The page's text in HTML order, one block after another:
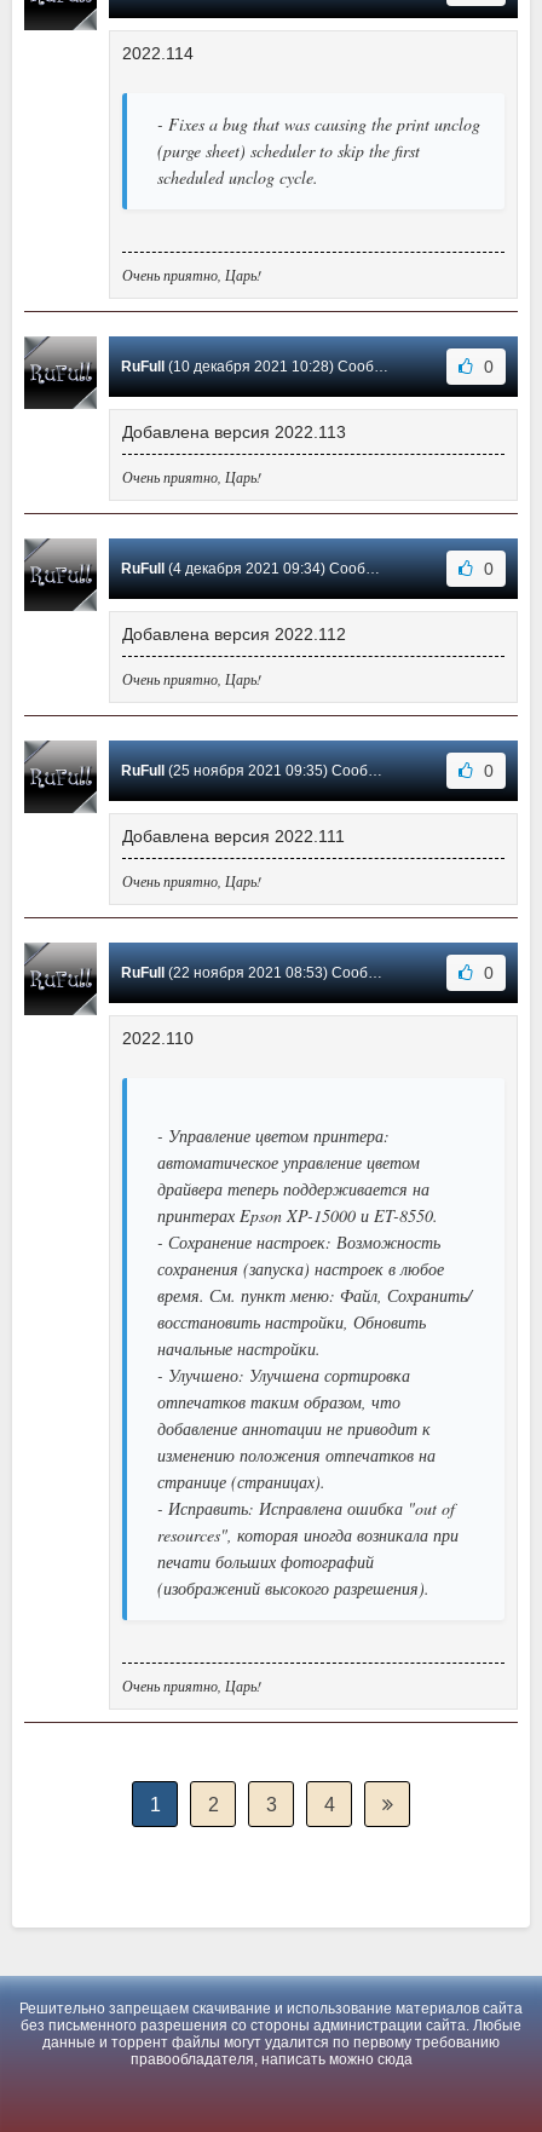
2022.114
- Fixes a bug that was causing the print unclog
(purge sheet) scheduler to skip the first
scheduled unclog cycle.
Очень приятно, Царь!
RuFull (10 декабря 2021 10:28) Сообщение #50 0
Добавлена версия 2022.113
Очень приятно, Царь!
RuFull (4 декабря 2021 09:34) Сообщение #49 0
Добавлена версия 2022.112
Очень приятно, Царь!
RuFull (25 ноября 2021 09:35) Сообщение #48 0
Добавлена версия 2022.111
Очень приятно, Царь!
RuFull (22 ноября 2021 08:53) Сообщение #47 0
2022.110
- Управление цветом принтера:
автоматическое управление цветом
драйвера теперь поддерживается на
принтерах Epson XP-15000 и ET-8550.
- Сохранение настроек: Возможность
сохранения (запуска) настроек в любое
время. См. пункт меню: Файл, Сохранить/
восстановить настройки, Обновить
начальные настройки.
- Улучшено: Улучшена сортировка
отпечатков таким образом, что
добавление аннотации не приводит к
изменению положения отпечатков на
странице (страницах).
- Исправить: Исправлена ошибка "out of
resources", которая иногда возникала при
печати больших фотографий
(изображений высокого разрешения).
Очень приятно, Царь!
1 2 3 4
Решительно запрещаем скачивание и использование материалов сайта
без письменного разрешения со стороны администрации сайта. Любые
данные и торрент файлы могут удалится по первому требованию
правообладателя, написать можно сюда